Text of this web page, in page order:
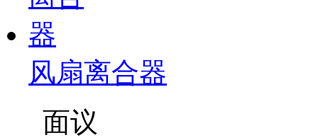
风扇离合器
面议